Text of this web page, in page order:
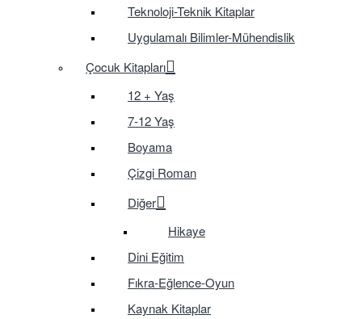
Teknoloji-Teknik Kitaplar
Uygulamalı Bilimler-Mühendislik
Çocuk Kitapları
12 + Yaş
7-12 Yaş
Boyama
Çizgi Roman
Diğer
Hikaye
Dini Eğitim
Fıkra-Eğlence-Oyun
Kaynak Kitaplar